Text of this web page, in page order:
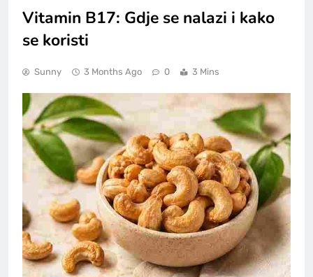
Vitamin B17: Gdje se nalazi i kako
se koristi
Sunny 3 Months Ago 0 3 Mins